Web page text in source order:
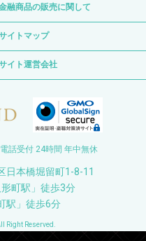
融商品の販売に関して
イトマップ
イト運営会社
話受付 24時間 年中無休
本橋堀留町1-8-11
町駅」徒歩3分
駅」徒歩6分
Right Reserved.